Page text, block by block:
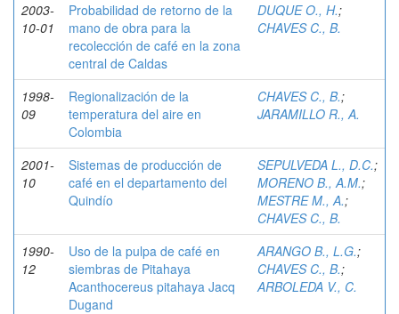
2003-
10-01
Probabilidad de retorno de la
mano de obra para la
recolección de café en la zona
central de Caldas
DUQUE O., H.;
CHAVES C., B.
1998-
09
Regionalización de la
temperatura del aire en
Colombia
CHAVES C., B.;
JARAMILLO R., A.
2001-
10
Sistemas de producción de
café en el departamento del
Quindío
SEPULVEDA L., D.C.;
MORENO B., A.M.;
MESTRE M., A.;
CHAVES C., B.
1990-
12
Uso de la pulpa de café en
siembras de Pitahaya
Acanthocereus pitahaya Jacq
Dugand
ARANGO B., L.G.;
CHAVES C., B.;
ARBOLEDA V., C.